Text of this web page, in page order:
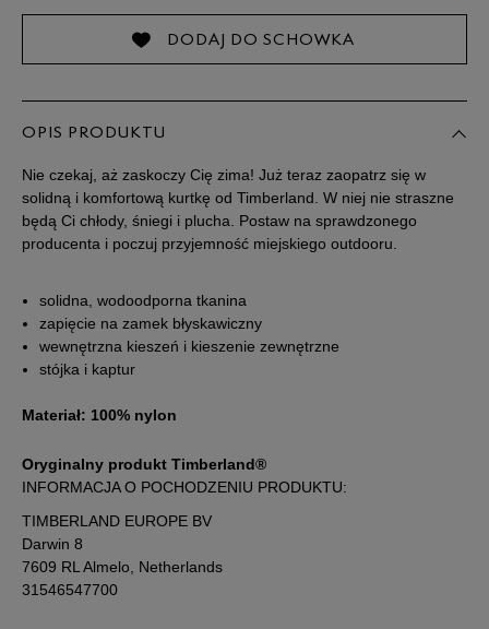
XL
DODAJ DO SCHOWKA
OPIS PRODUKTU
Nie czekaj, aż zaskoczy Cię zima! Już teraz zaopatrz się w
solidną i komfortową kurtkę od Timberland. W niej nie straszne
będą Ci chłody, śniegi i plucha. Postaw na sprawdzonego
producenta i poczuj przyjemność miejskiego outdooru.
solidna, wodoodporna tkanina
zapięcie na zamek błyskawiczny
wewnętrzna kieszeń i kieszenie zewnętrzne
stójka i kaptur
Materiał: 100% nylon
Oryginalny produkt Timberland®
INFORMACJA O POCHODZENIU PRODUKTU:
TIMBERLAND EUROPE BV
Darwin 8
7609 RL Almelo, Netherlands
31546547700